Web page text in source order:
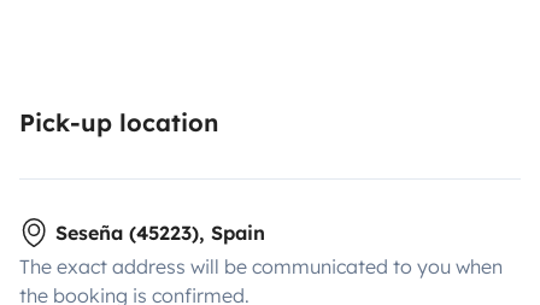
Pick-up location
Seseña (45223), Spain
The exact address will be communicated to you when
the booking is confirmed.